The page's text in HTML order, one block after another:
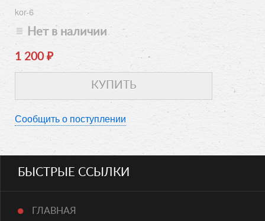
kor-6
Нет в наличии
1 200 ₽
Сообщить о поступлении
БЫСТРЫЕ ССЫЛКИ
ГЛАВНАЯ